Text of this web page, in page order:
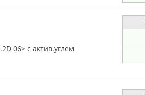
06> с актив.углем